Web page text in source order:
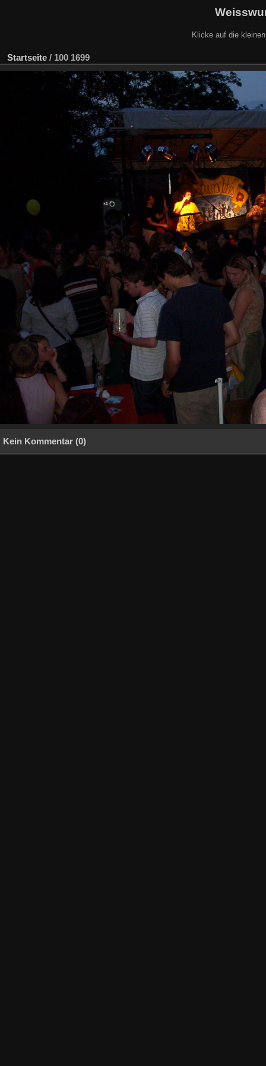
Klicke auf die
Startseite / 100 1699
Kein Kommentar (0)